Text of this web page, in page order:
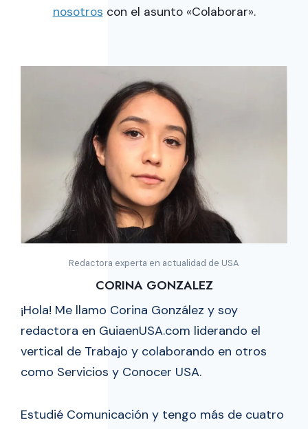
nosotros con el asunto «Colaborar».
Redactora experta en actualidad de USA
CORINA GONZALEZ
¡Hola! Me llamo Corina González y soy
redactora en GuiaenUSA.com liderando el
vertical de Trabajo y colaborando en otros
como Servicios y Conocer USA.
Estudié Comunicación y tengo más de cuatro